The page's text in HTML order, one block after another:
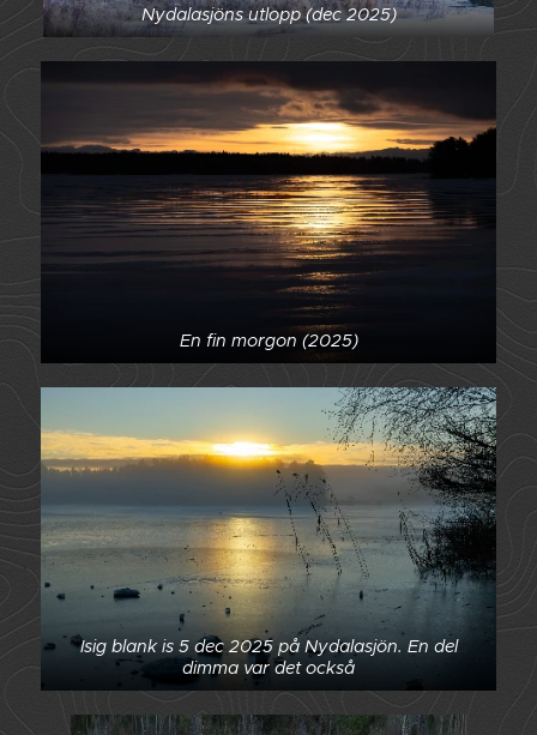
Nydalasjöns utlopp (dec 2025)
En fin morgon (2025)
Isig blank is 5 dec 2025 på Nydalasjön. En del
dimma var det också